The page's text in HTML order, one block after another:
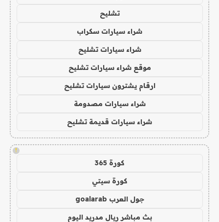
تشليح
شراء سيارات سكراب
شراء سيارات تشليح
موقع شراء سيارات تشليح
ارقام يشترون سيارات تشليح
شراء سيارات مصدومة
شراء سيارات قديمة تشليح
!
كورة 365
كورة سيتي
جول العرب goalarab
بث مباشر ريال مدريد اليوم